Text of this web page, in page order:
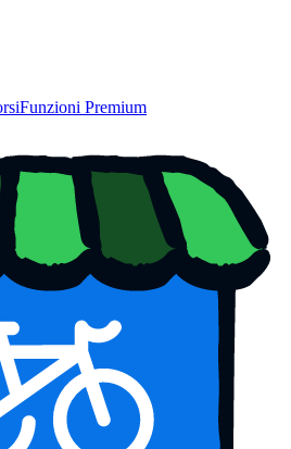
Funzioni Premium